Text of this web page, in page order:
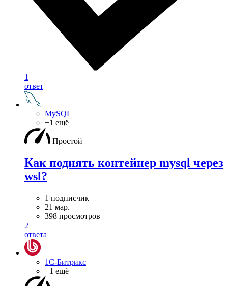
1
ответ
MySQL
+1 ещё
Простой
Как поднять контейнер mysql через
wsl?
1 подписчик
21 мар.
398 просмотров
2
ответа
1С-Битрикс
+1 ещё